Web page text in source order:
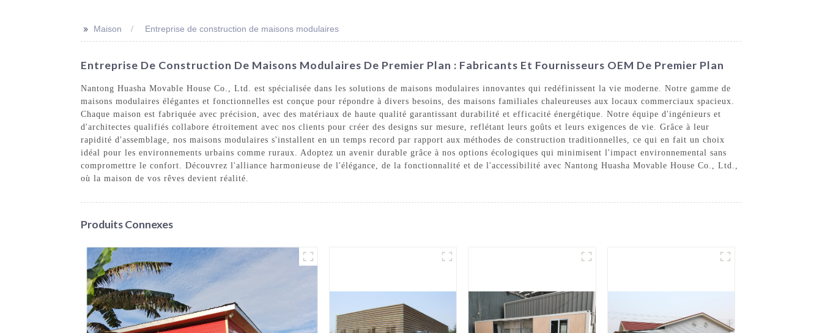
>> Maison Entreprise de construction de maisons modulaires
Entreprise De Construction De Maisons Modulaires De Premier Plan : Fabricants Et Fournisseurs OEM De Premier Plan
Nantong Huasha Movable House Co., Ltd. est spécialisée dans les solutions de maisons modulaires innovantes qui redéfinissent la vie moderne. Notre gamme de
maisons modulaires élégantes et fonctionnelles est conçue pour répondre à divers besoins, des maisons familiales chaleureuses aux locaux commerciaux spacieux.
Chaque maison est fabriquée avec précision, avec des matériaux de haute qualité garantissant durabilité et efficacité énergétique. Notre équipe d'ingénieurs et
d'architectes qualifiés collabore étroitement avec nos clients pour créer des designs sur mesure, reflétant leurs goûts et leurs exigences de vie. Grâce à leur
rapidité d'assemblage, nos maisons modulaires s'installent en un temps record par rapport aux méthodes de construction traditionnelles, ce qui en fait un choix
idéal pour les environnements urbains comme ruraux. Adoptez un avenir durable grâce à nos options écologiques qui minimisent l'impact environnemental sans
compromettre le confort. Découvrez l'alliance harmonieuse de l'élégance, de la fonctionnalité et de l'accessibilité avec Nantong Huasha Movable House Co., Ltd.,
où la maison de vos rêves devient réalité.
Produits Connexes